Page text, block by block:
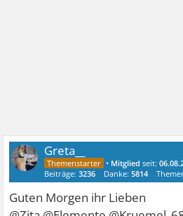
Greta__
• Mitglied seit:
Beiträge:3236 Danke:5814
Guten Morgen ihr Lieben